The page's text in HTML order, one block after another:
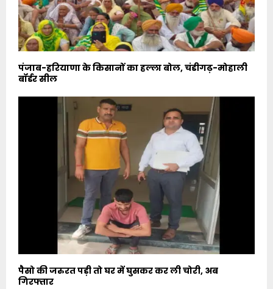
पंजाब-हरियाणा के किसानों का हल्ला बोल, चंडीगढ़-मोहाली
बॉर्डर सील
पैसो की जरुरत पड़ी तो घर में घुसकर कर ली चोरी, अब
गिरफ्तार